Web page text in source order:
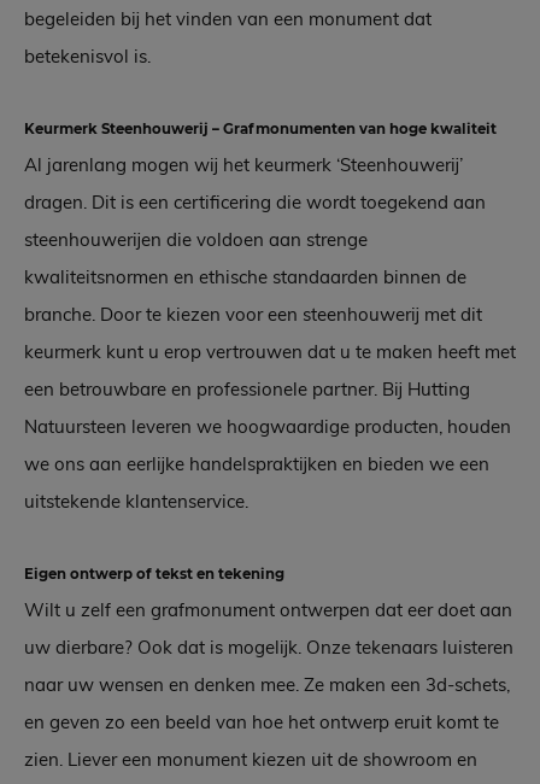
begeleiden bij het vinden van een monument dat
betekenisvol is.
Keurmerk Steenhouwerij – Grafmonumenten van hoge kwaliteit
Al jarenlang mogen wij het keurmerk ‘Steenhouwerij’
dragen. Dit is een certificering die wordt toegekend aan
steenhouwerijen die voldoen aan strenge
kwaliteitsnormen en ethische standaarden binnen de
branche. Door te kiezen voor een steenhouwerij met dit
keurmerk kunt u erop vertrouwen dat u te maken heeft met
een betrouwbare en professionele partner. Bij Hutting
Natuursteen leveren we hoogwaardige producten, houden
we ons aan eerlijke handelspraktijken en bieden we een
uitstekende klantenservice.
Eigen ontwerp of tekst en tekening
Wilt u zelf een grafmonument ontwerpen dat eer doet aan
uw dierbare? Ook dat is mogelijk. Onze tekenaars luisteren
naar uw wensen en denken mee. Ze maken een 3d-schets,
en geven zo een beeld van hoe het ontwerp eruit komt te
zien. Liever een monument kiezen uit de showroom en